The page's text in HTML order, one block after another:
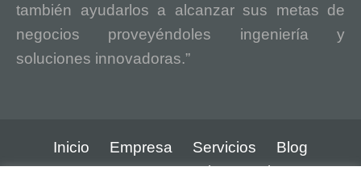
también ayudarlos a alcanzar sus metas de
negocios proveyéndoles ingeniería y
soluciones innovadoras.”
Inicio Empresa Servicios
Blog